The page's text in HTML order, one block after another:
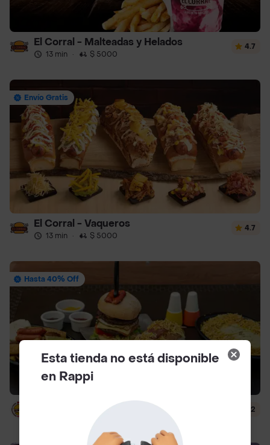
El Corral - Malteadas y Helados
13 min · $ 5000
4.7
Envío Gratis
El Corral - Vaqueros
13 min · $ 5000
4.7
Hasta 40% Off
Jhons Burguer Venecia
$ 7500
4.2
Esta tienda no está disponible
en Rappi